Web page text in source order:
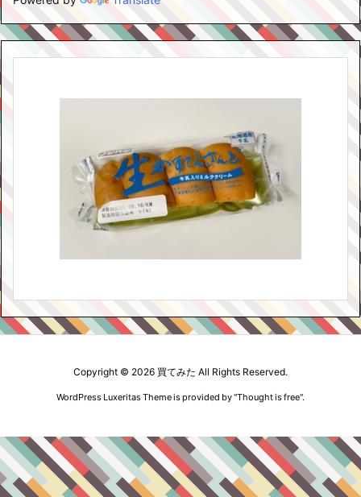
Copyright © 2026 買てみた All Rights Reserved.
WordPress Luxeritas Theme is provided by "Thought is free".